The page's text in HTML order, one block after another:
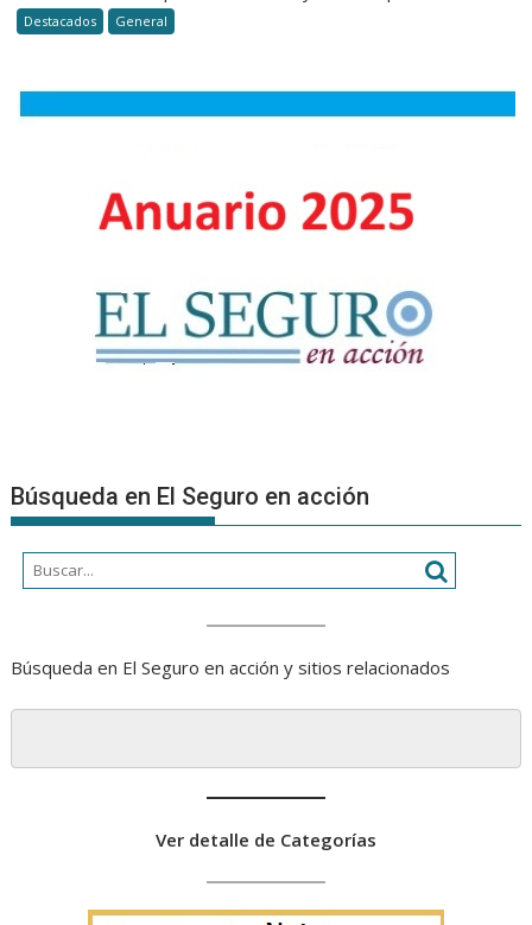
Destacados General
Búsqueda en El Seguro en acción
Búsqueda en El Seguro en acción y sitios relacionados
Ver detalle de Categorías